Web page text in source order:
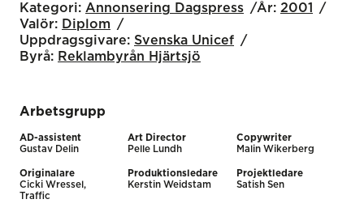
Kategori: Annonsering Dagspress År: 2001
Valör: Diplom
Uppdragsgivare: Svenska Unicef
Byrå: Reklambyrån Hjärtsjö
Arbetsgrupp
AD-assistent
Gustav Delin
Art Director
Pelle Lundh
Copywriter
Malin Wikerberg
Originalare
Cicki Wressel,
Traffic
Produktionsledare
Kerstin Weidstam
Projektledare
Satish Sen